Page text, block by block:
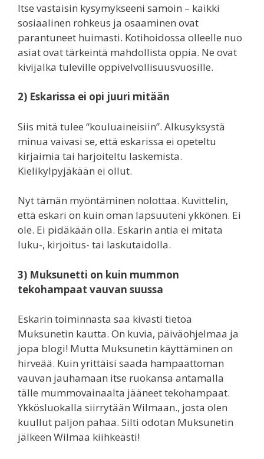
Itse vastaisin kysymykseeni samoin – kaikki
sosiaalinen rohkeus ja osaaminen ovat
parantuneet huimasti. Kotihoidossa olleelle nuo
asiat ovat tärkeintä mahdollista oppia. Ne ovat
kivijalka tuleville oppivelvollisuusvuosille.
2) Eskarissa ei opi juuri mitään
Siis mitä tulee “kouluaineisiin”. Alkusyksystä
minua vaivasi se, että eskarissa ei opeteltu
kirjaimia tai harjoiteltu laskemista.
Kielikylpyjäkään ei ollut.
Nyt tämän myöntäminen nolottaa. Kuvittelin,
että eskari on kuin oman lapsuuteni ykkönen. Ei
ole. Ei pidäkään olla. Eskarin antia ei mitata
luku-, kirjoitus- tai laskutaidolla.
3) Muksunetti on kuin mummon
tekohampaat vauvan suussa
Eskarin toiminnasta saa kivasti tietoa
Muksunetin kautta. On kuvia, päiväohjelmaa ja
jopa blogi! Mutta Muksunetin käyttäminen on
hirveää. Kuin yrittäisi saada hampaattoman
vauvan jauhamaan itse ruokansa antamalla
tälle mummovainaalta jääneet tekohampaat.
Ykkösluokalla siirrytään Wilmaan., josta olen
kuullut paljon pahaa. Silti odotan Muksunetin
jälkeen Wilmaa kiihkeästi!